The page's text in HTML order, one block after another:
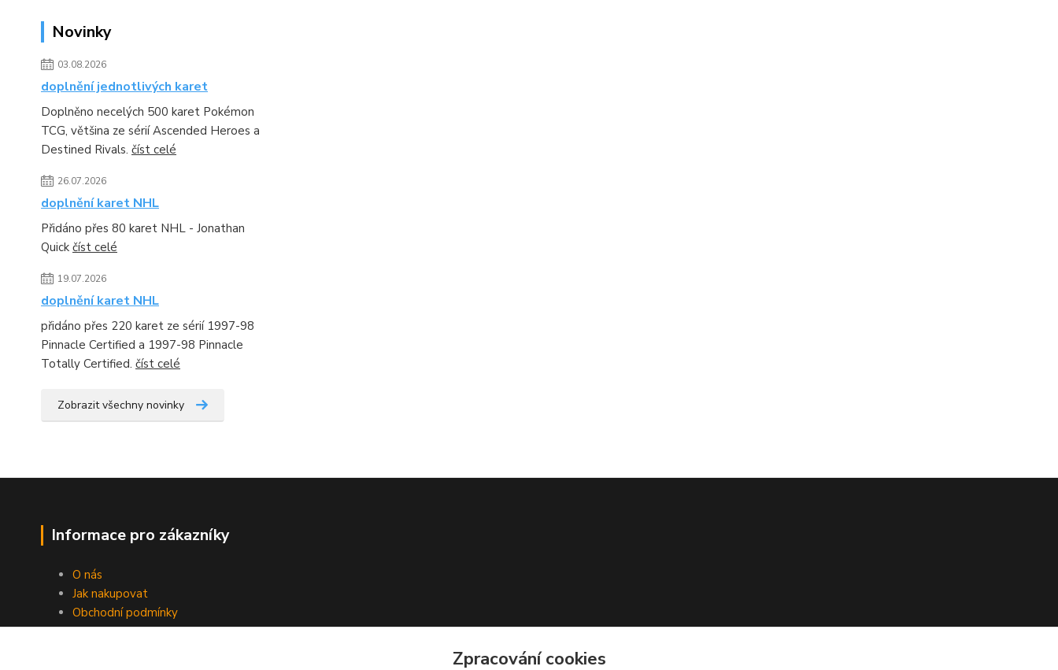
Novinky
03.08.2026
doplnění jednotlivých karet
Doplněno necelých 500 karet Pokémon
TCG, většina ze sérií Ascended Heroes a
Destined Rivals. číst celé
26.07.2026
doplnění karet NHL
Přidáno přes 80 karet NHL - Jonathan
Quick číst celé
19.07.2026
doplnění karet NHL
přidáno přes 220 karet ze sérií 1997-98
Pinnacle Certified a 1997-98 Pinnacle
Totally Certified. číst celé
Zobrazit všechny novinky
Informace pro zákazníky
O nás
Jak nakupovat
Obchodní podmínky
Fotogalerie
Zpracování cookies